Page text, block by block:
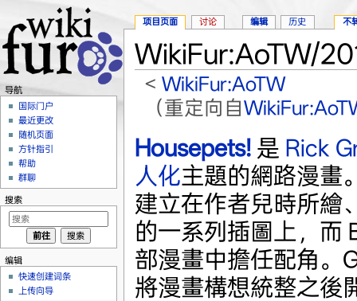
WikiFur:AoTW/
<WikiFur:AoTW
（重定向自
Housepets!是 Rick
人化主題的網路漫畫
建立在作者兒時所繪
的一系列插圖上，而
部漫畫中擔任配角。
將漫畫構想統整之後
项目页面 讨论 编辑 历史 不
导航
国际门户
最近更改
随机页面
方针指引
帮助
群聊
搜索
编辑
快速创建词条
上传向导